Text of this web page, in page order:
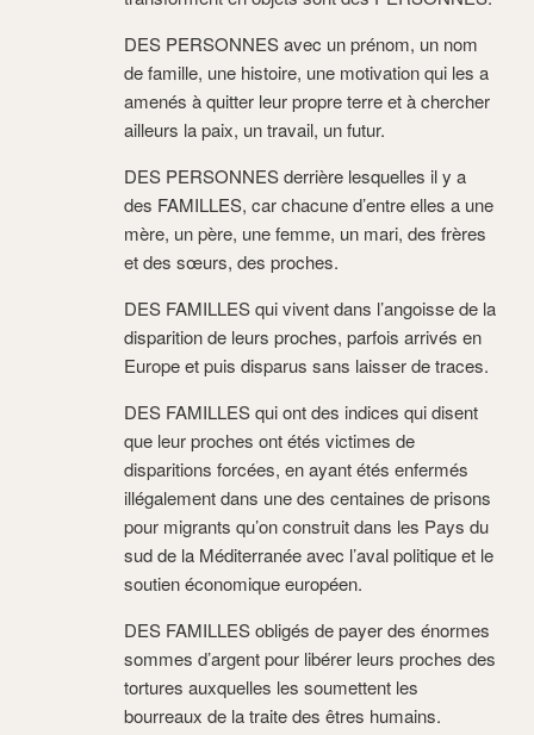
DES PERSONNES avec un prénom, un nom
de famille, une histoire, une motivation qui les a
amenés à quitter leur propre terre et à chercher
ailleurs la paix, un travail, un futur.
DES PERSONNES derrière lesquelles il y a
des FAMILLES, car chacune d’entre elles a une
mère, un père, une femme, un mari, des frères
et des sœurs, des proches.
DES FAMILLES qui vivent dans l’angoisse de la
disparition de leurs proches, parfois arrivés en
Europe et puis disparus sans laisser de traces.
DES FAMILLES qui ont des indices qui disent
que leur proches ont étés victimes de
disparitions forcées, en ayant étés enfermés
illégalement dans une des centaines de prisons
pour migrants qu’on construit dans les Pays du
sud de la Méditerranée avec l’aval politique et le
soutien économique européen.
DES FAMILLES obligés de payer des énormes
sommes d’argent pour libérer leurs proches des
tortures auxquelles les soumettent les
bourreaux de la traite des êtres humains.